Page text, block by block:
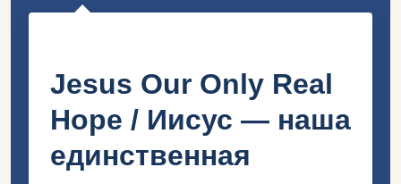
Jesus Our Only Real
Hope / Иисус — наша
единственная